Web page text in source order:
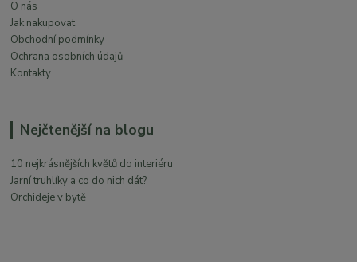
O nás
Jak nakupovat
Obchodní podmínky
Ochrana osobních údajů
Kontakty
Nejčtenější na blogu
10 nejkrásnějších květů do interiéru
Jarní truhlíky a co do nich dát?
Orchideje v bytě